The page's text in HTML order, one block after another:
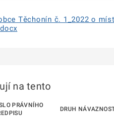
Těchonín č. 1_2022 o
na tento
PRÁVNÍHO
DRUH